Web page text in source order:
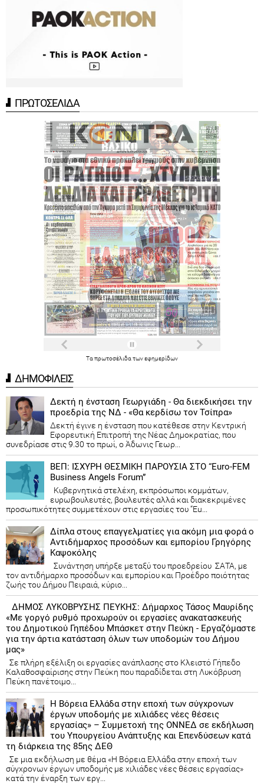
ΠΡΩΤΟΣΕΛΙΔΑ
Τα πρωτοσέλιδα τωνεφημερίδων
ΔΗΜΟΦΙΛΕΙΣ
Δεκτή η ένσταση Γεωργιάδη - Θα διεκδικήσει την
προεδρία της ΝΔ - «Θα κερδίσω τον Τσίπρα»
Δεκτή έγινε η ένσταση που κατέθεσε στην Κεντρική
Εφορευτική Επιτροπή της Νέας Δημοκρατίας, που
συνεδρίασε στις 9.30 το πρωί, ο Άδωνις Γεωρ...
ΒΕΠ: ΙΣΧΥΡΗ ΘΕΣΜΙΚΗ ΠΑΡΟΥΣΙΑ ΣΤΟ “Euro-FEM
Business Angels Forum”
Κυβερνητικά στελέχη, εκπρόσωποι κομμάτων,
ευρωβουλευτές, βουλευτές αλλά και διακεκριμένες
προσωπικότητες συμμετέχουν στις εργασίες του “Eu...
Δίπλα στους επαγγελματίες για ακόμη μια φορά ο
Αντιδήμαρχος προσόδων και εμπορίου Γρηγόρης
Καψοκόλης
Συνάντηση υπήρξε μεταξύ του προεδρείου ΣΑΤΑ, με
τον αντιδήμαρχο προσόδων και εμπορίου και Προέδρο ποιότητας
ζωής του Δήμου Πειραιά, κύριο...
ΔΗΜΟΣ ΛΥΚΟΒΡΥΣΗΣ ΠΕΥΚΗΣ: Δήμαρχος Τάσος Μαυρίδης
«Με γοργό ρυθμό προχωρούν οι εργασίες ανακατασκευής
του Δημοτικού Γηπέδου Μπάσκετ στην Πεύκη - Εργαζόμαστε
για την άρτια κατάσταση όλων των υποδομών του Δήμου
μας»
Σε πλήρη εξέλιξη οι εργασίες ανάπλασης στο Κλειστό Γήπεδο
Καλαθοσφαίρισης στην Πεύκη που παραδίδεται στη Λυκόβρυση
Πεύκη πανέτοιμο...
Η Βόρεια Ελλάδα στην εποχή των σύγχρονων
έργων υποδομής με χιλιάδες νέες θέσεις
εργασίας» – Συμμετοχή της ΟΝΝΕΔ σε εκδήλωση
του Υπουργείου Ανάπτυξης και Επενδύσεων κατά
τη διάρκεια της 85ης ΔΕΘ
Σε μια εκδήλωση με θέμα «Η Βόρεια Ελλάδα στην εποχή των
σύγχρονων έργων υποδομής με χιλιάδες νέες θέσεις εργασίας»
κατά την έναρξη των εργ...